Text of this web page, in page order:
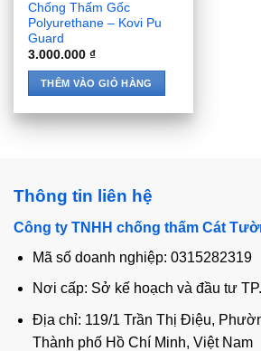
Chống Thấm Gốc
Polyurethane – Kovi Pu
Guard
3.000.000₫
THÊM VÀO GIỎ HÀNG
Thông tin liên hệ
Công ty TNHH chống thấm Cát
Mã số doanh nghiệp: 0315282319
Nơi cấp: Sở kế hoạch và đầu tư
Địa chỉ: 119/1 Trần Thị Điệu,
Thành phố Hồ Chí Minh, Việt Nam